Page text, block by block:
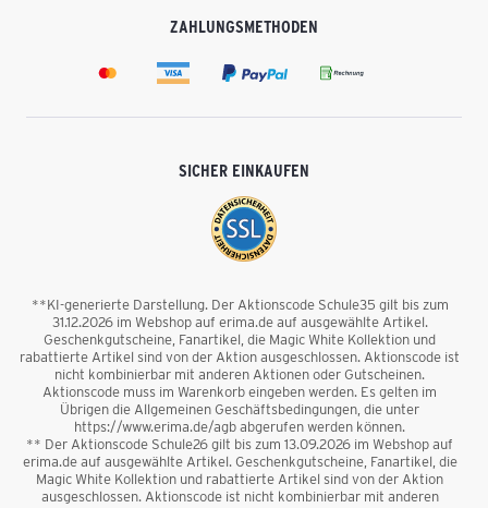
ZAHLUNGSMETHODEN
SICHER EINKAUFEN
**KI-generierte Darstellung. Der Aktionscode Schule35 gilt bis zum
31.12.2026 im Webshop auf erima.de auf ausgewählte Artikel.
Geschenkgutscheine, Fanartikel, die Magic White Kollektion und
rabattierte Artikel sind von der Aktion ausgeschlossen. Aktionscode ist
nicht kombinierbar mit anderen Aktionen oder Gutscheinen.
Aktionscode muss im Warenkorb eingeben werden. Es gelten im
Übrigen die Allgemeinen Geschäftsbedingungen, die unter
https://www.erima.de/agb abgerufen werden können.
** Der Aktionscode Schule26 gilt bis zum 13.09.2026 im Webshop auf
erima.de auf ausgewählte Artikel. Geschenkgutscheine, Fanartikel, die
Magic White Kollektion und rabattierte Artikel sind von der Aktion
ausgeschlossen. Aktionscode ist nicht kombinierbar mit anderen